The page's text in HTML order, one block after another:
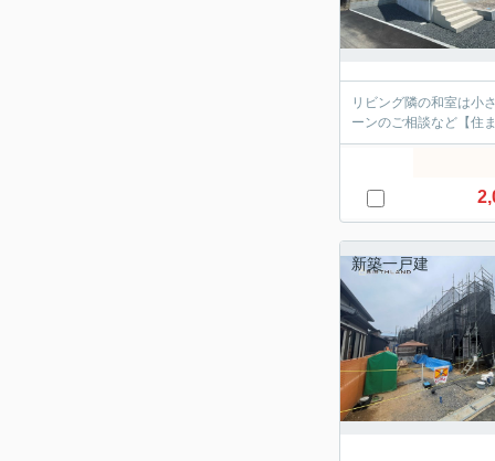
リビング隣の和室は小
ーンのご相談など【住
新築一戸建